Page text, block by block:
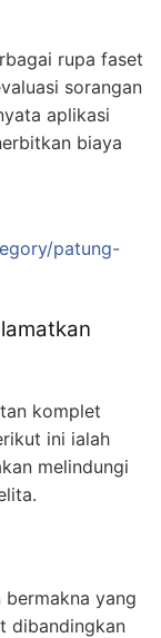
rupa faset
sorangan
aplikasi
biaya
patung-
komplet
ini ialah
melindungi
yang
dibandingkan